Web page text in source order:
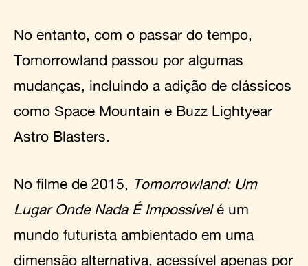
No entanto, com o passar do tempo,
Tomorrowland passou por algumas
mudanças, incluindo a adição de clássicos
como Space Mountain e Buzz Lightyear
Astro Blasters.
No filme de 2015, Tomorrowland: Um
Lugar Onde Nada É Impossívelé um
mundo futurista ambientado em uma
dimensão alternativa, acessível apenas por